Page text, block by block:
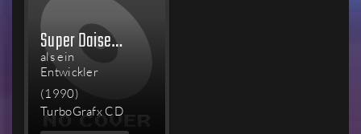
Super Daisenryaku
als ein
Entwickler
(1990)
TurboGrafx CD